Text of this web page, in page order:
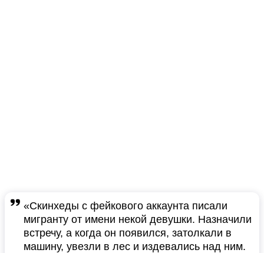
«Скинхеды с фейкового аккаунта писали
мигранту от имени некой девушки. Назначили
встречу, а когда он появился, затолкали в
машину, увезли в лес и издевались над ним.